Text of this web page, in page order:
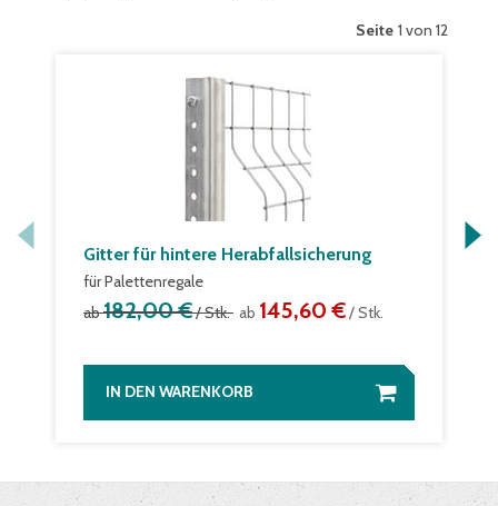
Seite 1 von 12
Gitter für hintere Herabfallsicherung
für Palettenregale
ab182,00 €/ Stk. ab 145,60 €/ Stk.
IN DEN WARENKORB